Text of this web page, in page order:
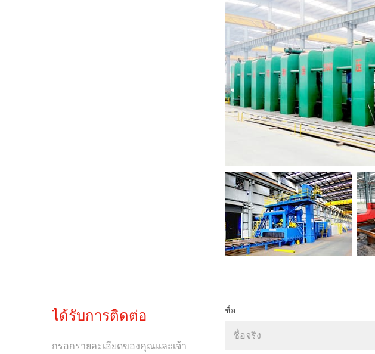
ได้รับการติดต่อ
กรอกรายละเอียดของคุณและเจ้า
ชื่อ